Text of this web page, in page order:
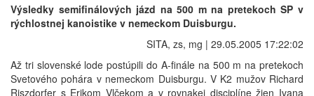
Výsledky semifinálových jázd na 500 m na pretekoch SP v
rýchlostnej kanoistike v nemeckom Duisburgu.
SITA, zs, mg | 29.05.2005 17:22:02
Až tri slovenské lode postúpili do A-finále na 500 m na pretekoch
Svetového pohára v nemeckom Duisburgu. V K2 mužov Richard
Riszdorfer s Erikom Vlčekom a v rovnakej disciplíne žien Ivana